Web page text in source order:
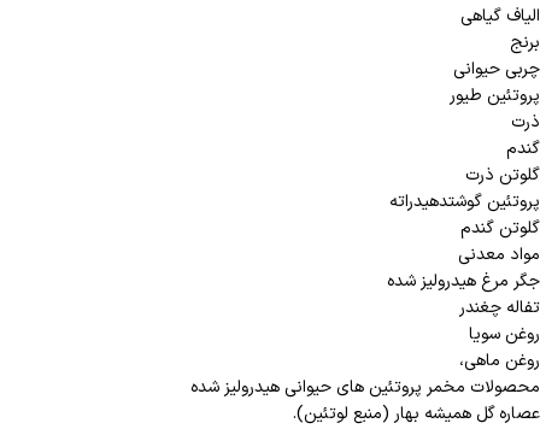
الیاف گیاهی
برنج
چربی حیوانی
پروتئین طیور
ذرت
گندم
گلوتن ذرت
پروتئین گوشتدهیدراته
گلوتن گندم
مواد معدنی
جگر مرغ هیدرولیز شده
تفاله چغندر
روغن سویا
روغن ماهی،
محصولات مخمر پروتئین های حیوانی هیدرولیز شده
عصاره گل همیشه بهار (منبع لوتئین).